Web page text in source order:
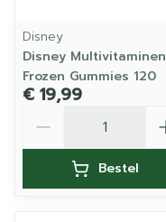
Disney
Disney Multivitaminen
Frozen Gummies 120
€ 19,99
Bestel